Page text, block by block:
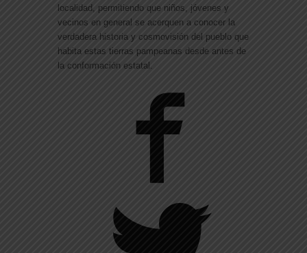
localidad, permitiendo que niños, jóvenes y
vecinos en general se acerquen a conocer la
verdadera historia y cosmovisión del pueblo que
habita estas tierras pampeanas desde antes de
la conformación estatal.